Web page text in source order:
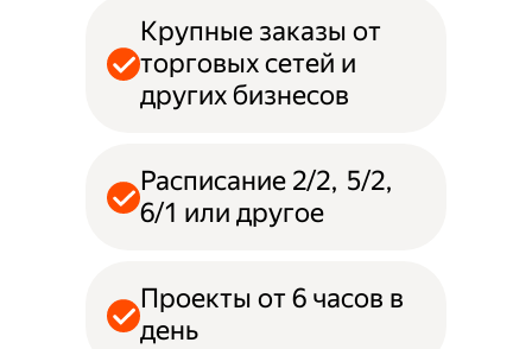
Крупные заказы от
торговых сетей и
других бизнесов
Расписание 2/2, 5/2,
6/1 или другое
Проекты от 6 часов в
день